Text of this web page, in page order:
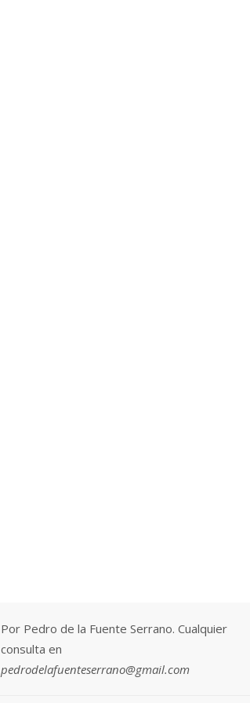
Por Pedro de la Fuente Serrano. Cualquier
consulta en
pedrodelafuenteserrano@gmail.com